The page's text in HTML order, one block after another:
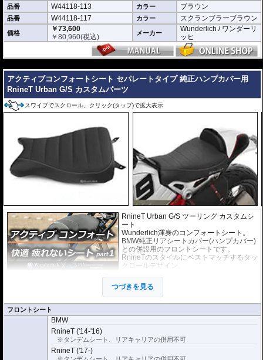
品番 W44118-113 カラー ブラウン
品番 W44118-117 カラー スクランブラーブラウン
価格
￥73,600
￥80,960(税込) メーカー
Wunderlich / ワンダーリ
ッヒ
アクティブコンフォートシート セパレートタイプ 純正ハンプカバー用
RnineT Urban G/S カスタムパーツ
スワイプでスクロール、クリック(タップ)で拡大表示
RnineT Urban G/S ツーリング カスタムシ
ート
Wunderlich渾身のコンフォートシート。
BMW純正リアシートカバー(ハンプカバー)
との併設用のフロントシートです。
RnineTのスタイルにベストマッチするタッ
クロールデザイン。
ます。
滑りづらい素材を採用することにより、ニ
ーグリップを容易にします。
独自の高強度シートフレームを採用。 そ
の為、純正シートを送り戻す必要は無く、
約20mm高くなります。(RnineT Urban G/
つづきを見る
フロントシート
BMW
RnineT ('14-'16)
※タンデムシート、リアキャリアの併用不可
RnineT ('17-)